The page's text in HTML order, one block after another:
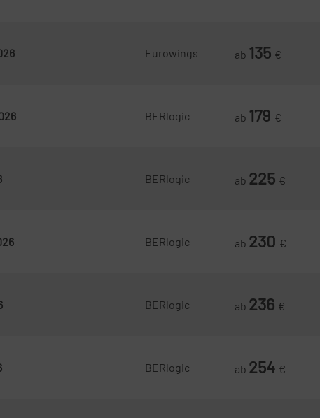
Eurowings ab 135 €
BERlogic ab 179 €
BERlogic ab 225 €
BERlogic ab 230 €
BERlogic ab 236 €
BERlogic ab 254 €